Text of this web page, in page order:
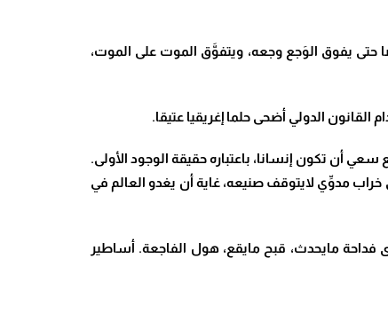
حتى يفوق الوَجع وجعه، ويتفوَّق الموت على الموت،
الدولي أضحى حلما إغريقيا عتيقا.
سعي أن تكون إنسانا، باعتباره حقيقة الوجود الأولى.
مدوِّي لايتوقف صنيعه، غاية أن يغدو العالم في
فداحة مايحدث، قبح مايقع، هول الفاجعة. أساطير